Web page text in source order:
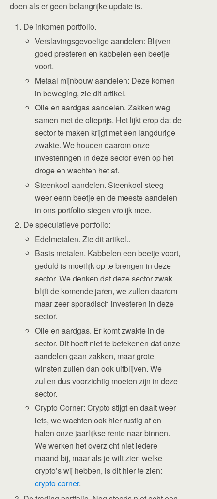
doen als er geen belangrijke update is.
De inkomen portfolio.
Verslavingsgevoelige aandelen: Blijven
goed presteren en kabbelen een beetje
voort.
Metaal mijnbouw aandelen: Deze komen
in beweging, zie dit artikel.
Olie en aardgas aandelen. Zakken weg
samen met de olieprijs. Het lijkt erop dat de
sector te maken krijgt met een langdurige
zwakte. We houden daarom onze
investeringen in deze sector even op het
droge en wachten het af.
Steenkool aandelen. Steenkool steeg
weer eenn beetje en de meeste aandelen
in ons portfolio stegen vrolijk mee.
De speculatieve portfolio:
Edelmetalen. Zie dit artikel..
Basis metalen. Kabbelen een beetje voort,
geduld is moeilijk op te brengen in deze
sector. We denken dat deze sector zwak
blijft de komende jaren, we zullen daarom
maar zeer sporadisch investeren in deze
sector.
Olie en aardgas. Er komt zwakte in de
sector. Dit hoeft niet te betekenen dat onze
aandelen gaan zakken, maar grote
winsten zullen dan ook uitblijven. We
zullen dus voorzichtig moeten zijn in deze
sector.
Crypto Corner: Crypto stijgt en daalt weer
iets, we wachten ook hier rustig af en
halen onze jaarlijkse rente naar binnen.
We werken het overzicht niet iedere
maand bij, maar als je wilt zien welke
crypto’s wij hebben, is dit hier te zien:
crypto corner.